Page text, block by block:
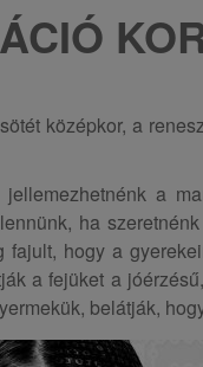
középkor, a
a
ha
hogy a
a fejüket a
belátják,